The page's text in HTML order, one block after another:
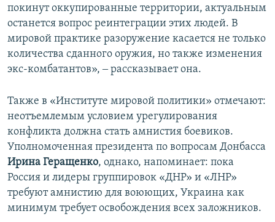
покинут оккупированные территории, актуальным
останется вопрос реинтеграции этих людей. В
мировой практике разоружение касается не только
количества сданного оружия, но также изменения
экс-комбатантов», ‒ рассказывает она.
Также в «Институте мировой политики» отмечают:
неотъемлемым условием урегулирования
конфликта должна стать амнистия боевиков.
Уполномоченная президента по вопросам Донбасса
Ирина Геращенко, однако, напоминает: пока
Россия и лидеры группировок «ДНР» и «ЛНР»
требуют амнистию для воюющих, Украина как
минимум требует освобождения всех заложников.